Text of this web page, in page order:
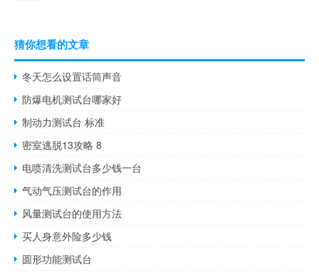
猜你想看的文章
冬天怎么设置话筒声音
防爆电机测试台哪家好
制动力测试台 标准
密室逃脱13攻略 8
电喷清洗测试台多少钱一台
气动气压测试台的作用
风量测试台的使用方法
买人身意外险多少钱
圆形功能测试台